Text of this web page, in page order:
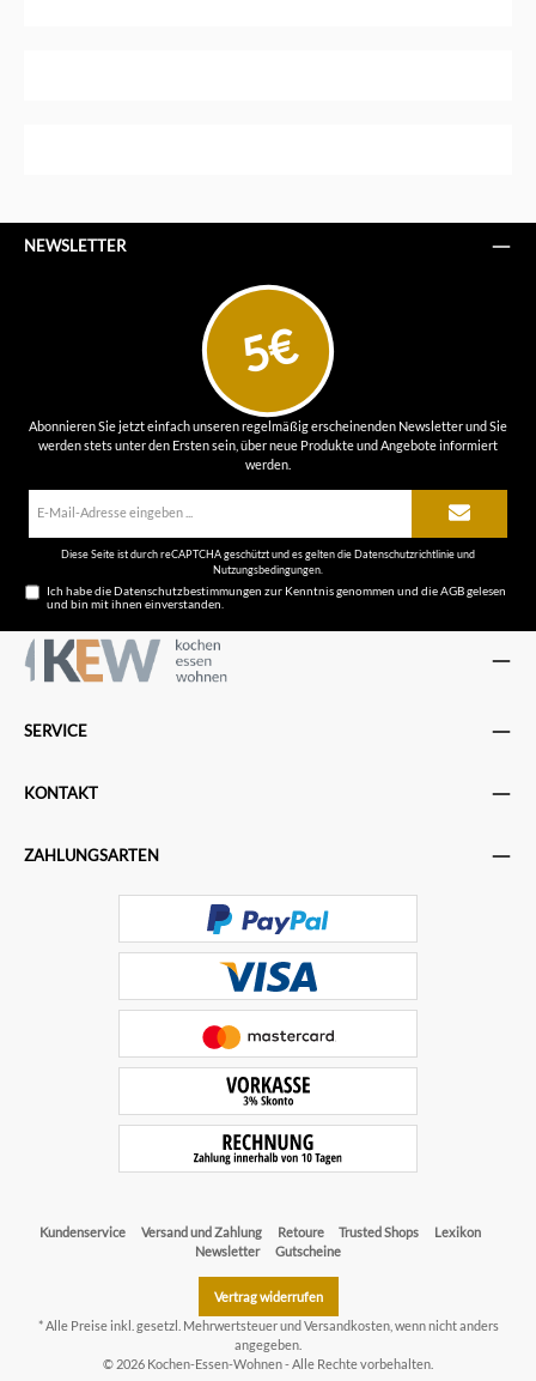
NEWSLETTER
5€
Abonnieren Sie jetzt einfach unseren regelmäßig erscheinenden Newsletter und Sie
werden stets unter den Ersten sein, über neue Produkte und Angebote informiert
werden.
Diese Seite ist durch reCAPTCHA geschützt und es gelten dieDatenschutzrichtlinieund
Nutzungsbedingungen
Ich habe dieDatenschutzbestimmungen zur Kenntnis genommen und dieAGBgelesen
und bin mit ihnen einverstanden.
SERVICE
KONTAKT
ZAHLUNGSARTEN
Kundenservice Versand und Zahlung Retoure Trusted Shops
Lexikon
Newsletter
Gutscheine
Vertrag widerrufen
* Alle Preise inkl. gesetzl. Mehrwertsteuer undVersandkosten, wenn nicht anders
angegeben.
© 2026 Kochen-Essen-Wohnen - Alle Rechte vorbehalten.